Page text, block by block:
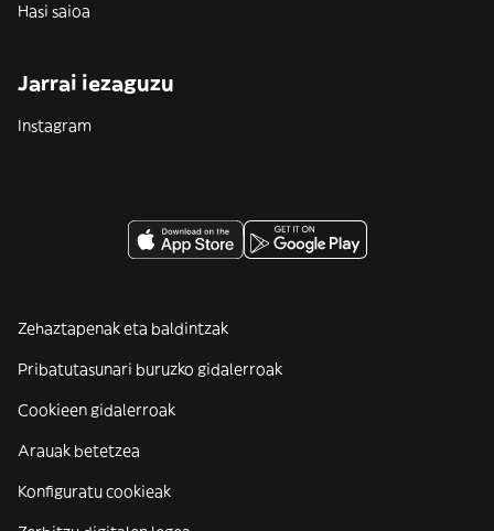
Hasi saioa
Jarrai iezaguzu
Instagram
Zehaztapenak eta baldintzak
Pribatutasunari buruzko gidalerroak
Cookieen gidalerroak
Arauak betetzea
Konfiguratu cookieak